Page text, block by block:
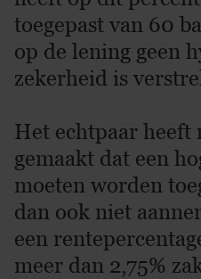
toegepast van 60
op de lening geen
zekerheid is
Het echtpaar
gemaakt dat een
moeten worden
dan ook niet
een
meer dan 2,75%